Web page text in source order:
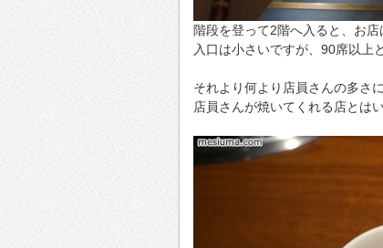
階段を登って2階へ入ると、お店
入口は小さいですが、90席以上
それより何より店員さんの多さ
店員さんが焼いてくれる店とは